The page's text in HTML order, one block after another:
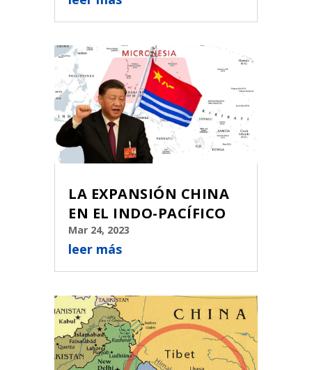
LA EXPANSIÓN CHINA
EN EL INDO-PACÍFICO
Mar 24, 2023
leer más